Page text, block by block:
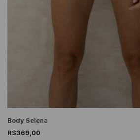
Body Selena
R$369,00